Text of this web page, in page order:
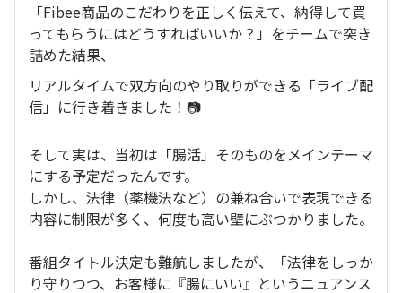
「Fibee商品のこだわりを正しく伝えて、納得して買
ってもらうにはどうすればいいか？」をチームで突き
詰めた結果、
リアルタイムで双方向のやり取りができる「ライブ配
信」に行き着きました！📷
そして実は、当初は「腸活」そのものをメインテーマ
にする予定だったんです。
しかし、法律（薬機法など）の兼ね合いで表現できる
内容に制限が多く、何度も高い壁にぶつかりました。
番組タイトル決定も難航しましたが、「法律をしっか
り守りつつ、お客様に『腸にいい』というニュアンス